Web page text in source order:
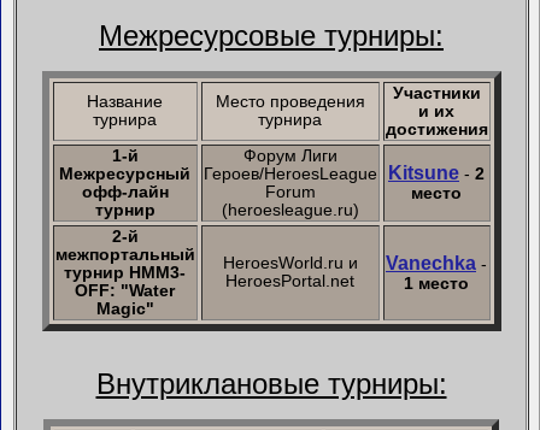
Межресурсовые турниры:
Название
турнира
Место проведения
турнира
Участники
и их
достижения
1-й
Межресурсный
офф-лайн
турнир
Форум Лиги
Героев/HeroesLeague
Forum
(heroesleague.ru)
Kitsune - 2
место
2-й
межпортальный
турнир HMM3-
OFF: "Water
Magic"
HeroesWorld.ru и
HeroesPortal.net
Vanechka -
1 место
Внутриклановые турниры: